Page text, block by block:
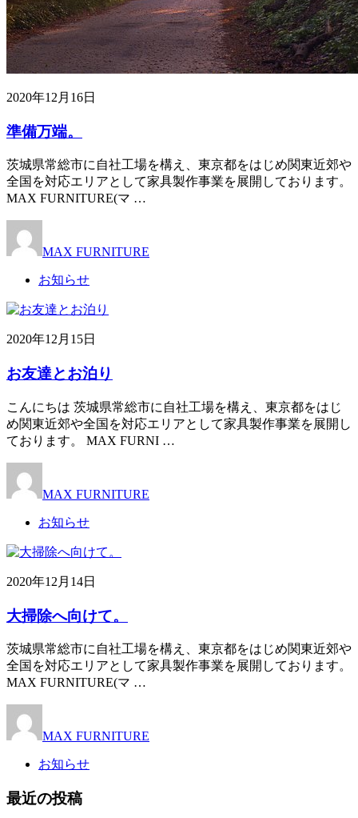
2020年12月16日
準備万端。
茨城県常総市に自社工場を構え、東京都をはじめ関東近郊や
全国を対応エリアとして家具製作事業を展開しております。
MAX FURNITURE(マ …
MAX FURNITURE
お知らせ
2020年12月15日
お友達とお泊り
こんにちは 茨城県常総市に自社工場を構え、東京都をはじ
め関東近郊や全国を対応エリアとして家具製作事業を展開し
ております。 MAX FURNI …
MAX FURNITURE
お知らせ
2020年12月14日
大掃除へ向けて。
茨城県常総市に自社工場を構え、東京都をはじめ関東近郊や
全国を対応エリアとして家具製作事業を展開しております。
MAX FURNITURE(マ …
MAX FURNITURE
お知らせ
最近の投稿